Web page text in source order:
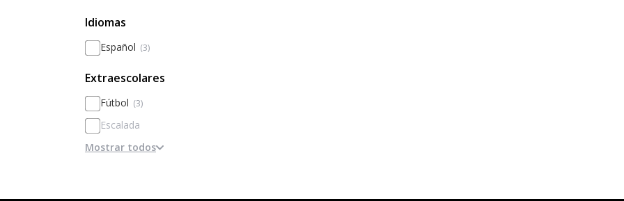
Basado en el rendimiento y la
excelencia
Idiomas
Español (3)
Extraescolares
Fútbol (3)
Escalada
Clarinete
Mostrar todos